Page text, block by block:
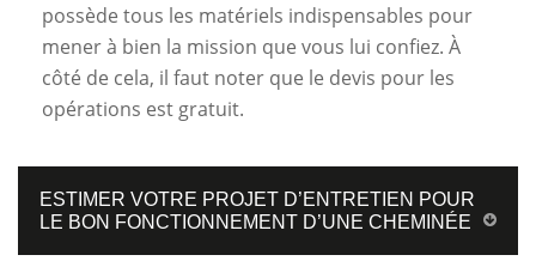
possède tous les matériels indispensables pour
mener à bien la mission que vous lui confiez. À
côté de cela, il faut noter que le devis pour les
opérations est gratuit.
ESTIMER VOTRE PROJET D’ENTRETIEN POUR
LE BON FONCTIONNEMENT D’UNE CHEMINÉE